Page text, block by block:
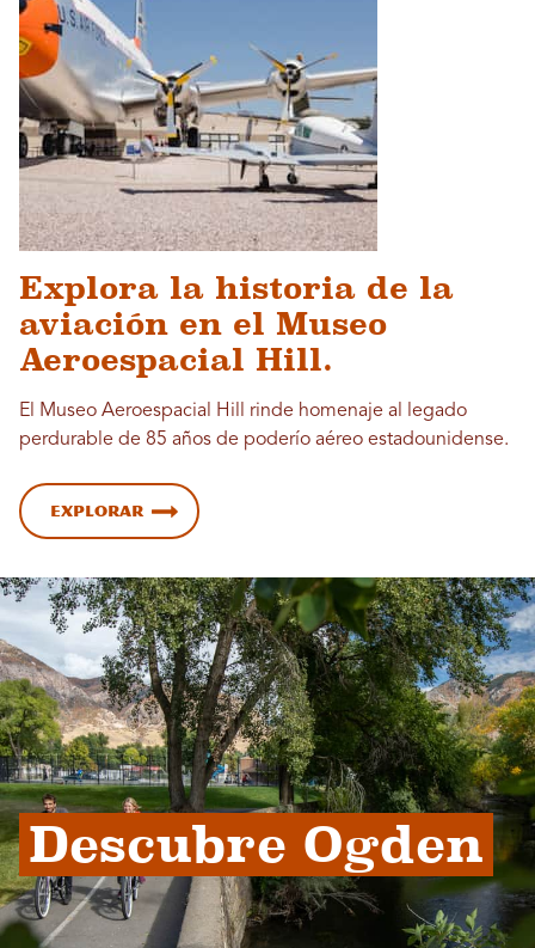
Explora la historia de la
aviación en el Museo
Aeroespacial Hill.
El Museo Aeroespacial Hill rinde homenaje al legado
perdurable de 85 años de poderío aéreo estadounidense.
Explorar
Descubre Ogden